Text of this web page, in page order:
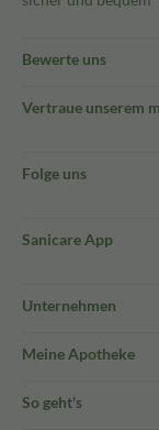
Bewerte uns
Vertraue unserem
Folge uns
Sanicare App
Unternehmen
Meine Apotheke
So geht's